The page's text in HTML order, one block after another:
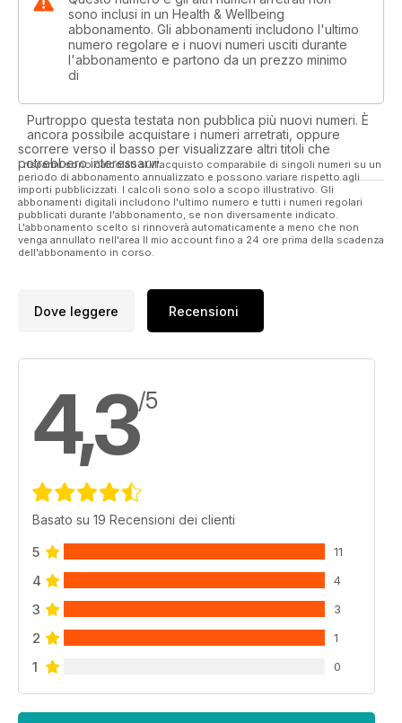
sono inclusi in un Health & Wellbeing
abbonamento. Gli abbonamenti includono l'ultimo
numero regolare e i nuovi numeri usciti durante
l'abbonamento e partono da un prezzo minimo
di
Purtroppo questa testata non pubblica più nuovi numeri. È
ancora possibile acquistare i numeri arretrati, oppure
scorrere verso il basso per visualizzare altri titoli che
potrebbero interessarvi.
I risparmi sono calcolati sull'acquisto comparabile di singoli numeri su un
periodo di abbonamento annualizzato e possono variare rispetto agli
importi pubblicizzati. I calcoli sono solo a scopo illustrativo. Gli
abbonamenti digitali includono l'ultimo numero e tutti i numeri regolari
pubblicati durante l'abbonamento, se non diversamente indicato.
L'abbonamento scelto si rinnoverà automaticamente a meno che non
venga annullato nell'area Il mio account fino a 24 ore prima della scadenza
dell'abbonamento in corso.
Dove leggere Recensioni
4,3/5
Basato su 19 Recensioni dei clienti
5 11
4 4
3 3
2 1
1 0